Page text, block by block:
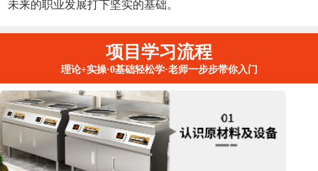
未来的职业发展打下坚实的基础。
项目学习流程
理论+实操·0基础轻松学·老师一步步带你入门